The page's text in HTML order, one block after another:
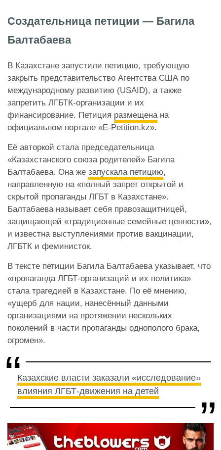
Создательница петиции — Багила
Балтабаева
В Казахстане запустили петицию, требующую
закрыть представительство Агентства США по
международному развитию (USAID), а также
запретить ЛГБТК-организации и их
финансирование. Петиция размещена на
официальном портале «E-Petition.kz».
Её авторкой стала председательница
«Казахстанского союза родителей» Багила
Балтабаева. Она же запускала петицию,
направленную на «полный запрет открытой и
скрытой пропаганды ЛГБТ в Казахстане».
Балтабаева называет себя правозащитницей,
защищающей «традиционные семейные ценности»,
и известна выступлениями против вакцинации,
ЛГБТК и феминисток.
В тексте петиции Багила Балтабаева указывает, что
«пропаганда ЛГБТ-организаций и их политика»
стала трагедией в Казахстане. По её мнению,
«ущерб для нации, нанесённый данными
организациями на протяжении нескольких
поколений в части пропаганды однополого брака,
огромен».
Казахские власти заказали «исследование»
влияния ЛГБТ-движения на детей